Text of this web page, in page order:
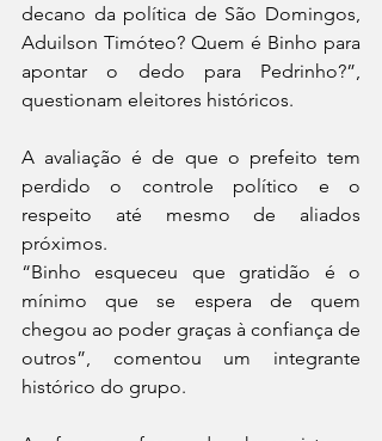
decano da política de São Domingos,
Aduilson Timóteo? Quem é Binho para
apontar o dedo para Pedrinho?”,
questionam eleitores históricos.
A avaliação é de que o prefeito tem
perdido o controle político e o
respeito até mesmo de aliados
próximos.
“Binho esqueceu que gratidão é o
mínimo que se espera de quem
chegou ao poder graças à confiança de
outros”, comentou um integrante
histórico do grupo.